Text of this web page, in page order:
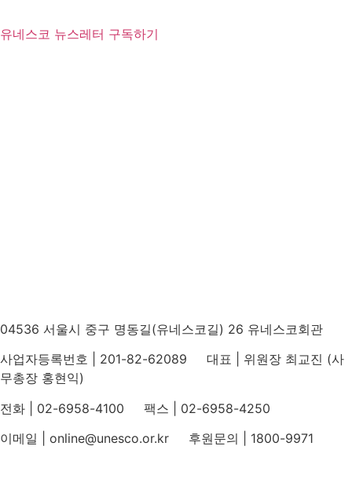
유네스코 뉴스레터 구독하기
04536 서울시 중구 명동길(유네스코길) 26 유네스코회관
사업자등록번호 | 201-82-62089 대표 | 위원장 최교진 (사
무총장 홍현익)
전화 | 02-6958-4100 팩스 | 02-6958-4250
이메일 | online@unesco.or.kr 후원문의 | 1800-9971